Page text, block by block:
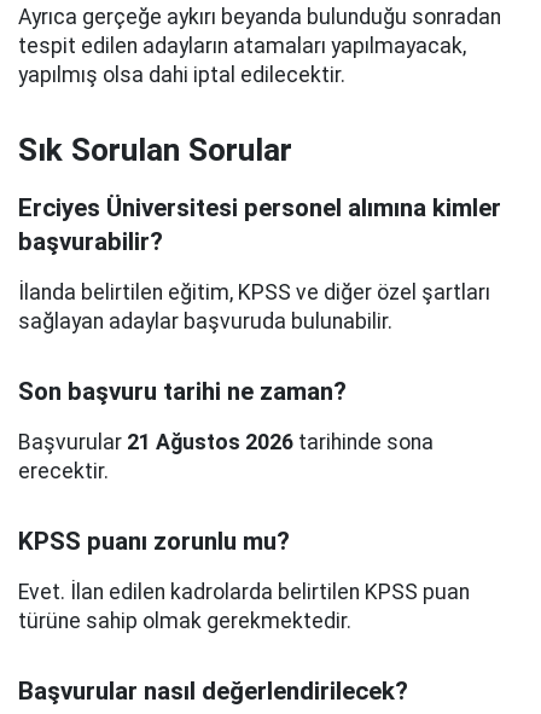
Ayrıca gerçeğe aykırı beyanda bulunduğu sonradan
tespit edilen adayların atamaları yapılmayacak,
yapılmış olsa dahi iptal edilecektir.
Sık Sorulan Sorular
Erciyes Üniversitesi personel alımına kimler
başvurabilir?
İlanda belirtilen eğitim, KPSS ve diğer özel şartları
sağlayan adaylar başvuruda bulunabilir.
Son başvuru tarihi ne zaman?
Başvurular 21 Ağustos 2026 tarihinde sona
erecektir.
KPSS puanı zorunlu mu?
Evet. İlan edilen kadrolarda belirtilen KPSS puan
türüne sahip olmak gerekmektedir.
Başvurular nasıl değerlendirilecek?